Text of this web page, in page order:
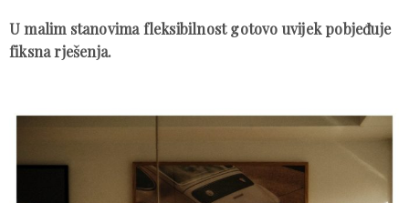
U malim stanovima fleksibilnost gotovo uvijek pobjeđuje
fiksna rješenja.